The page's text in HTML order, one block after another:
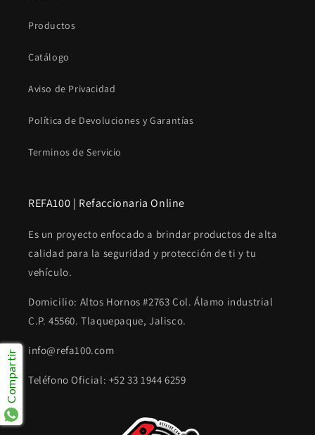
Productos
Catálogo
Aviso de Privacidad
Política de Devoluciones y Garantías
Terminos de Servicio
REFA100 | Refaccionaria Online
Es un proyecto enfocado a brindar productos de alta
calidad para la seguridad y protección de ti y tu
vehículo.
Domicilio: Altos Hornos #2763 Col. Álamo industrial
C.P. 45560. Tlaquepaque, Jalisco.
info@refa100.com
Teléfono Oficial: +52 33 1944 6259
Compartir